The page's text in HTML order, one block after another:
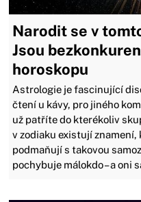
Narodit se v
Jsou
horoskopu
Astrologie je fascinující
čtení u kávy, pro jiného
už patříte do kterékoliv
v zodiaku existují
podmaňují s takovou
pochybuje málokdo – a oni